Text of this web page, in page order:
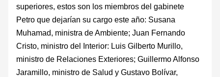
superiores, estos son los miembros del gabinete
Petro que dejarían su cargo este año: Susana
Muhamad, ministra de Ambiente; Juan Fernando
Cristo, ministro del Interior: Luis Gilberto Murillo,
ministro de Relaciones Exteriores; Guillermo Alfonso
Jaramillo, ministro de Salud y Gustavo Bolívar,